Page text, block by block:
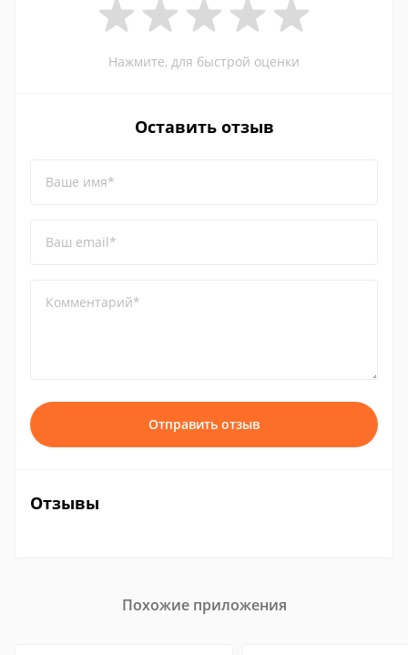
Нажмите, для быстрой оценки
Оставить отзыв
Ваше имя*
Ваш email*
Комментарий*
Отправить отзыв
Отзывы
Похожие приложения